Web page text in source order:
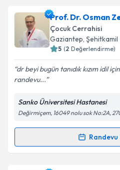
kapsamda işlenmesini
Takvim
Op. Dr. Abdulkadir Tekin
oluşturun. Size bu
takvim hazırlandığında e-
Kişisel verilerimin
Metni'ni okudum ve
kapsamda işlenmesini
Prof. Dr. Osman
Çocuk Cerrahisi
Gaziantep, Şehitkamil
5 (2 Değerlendirme)
dr beyi bugün tanıdık kızım idil
randevu...
Sanko Üniversitesi Hastanesi
Değirmiçem, 16049 nolu sok No:2A,
Randevu
Randevu Takvimi